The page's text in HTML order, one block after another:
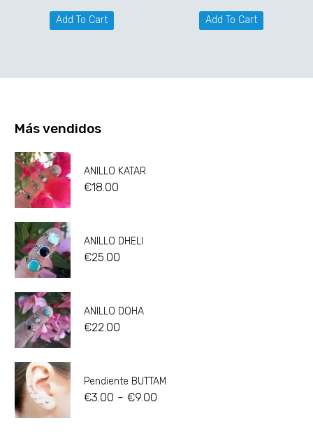
Add To Cart Add To Cart
Más vendidos
ANILLO KATAR
€18.00
ANILLO DHELI
€25.00
ANILLO DOHA
€22.00
Pendiente BUTTAM
€3.00 - €9.00